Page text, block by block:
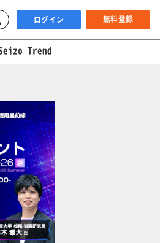
ログイン 無料登録
Trend